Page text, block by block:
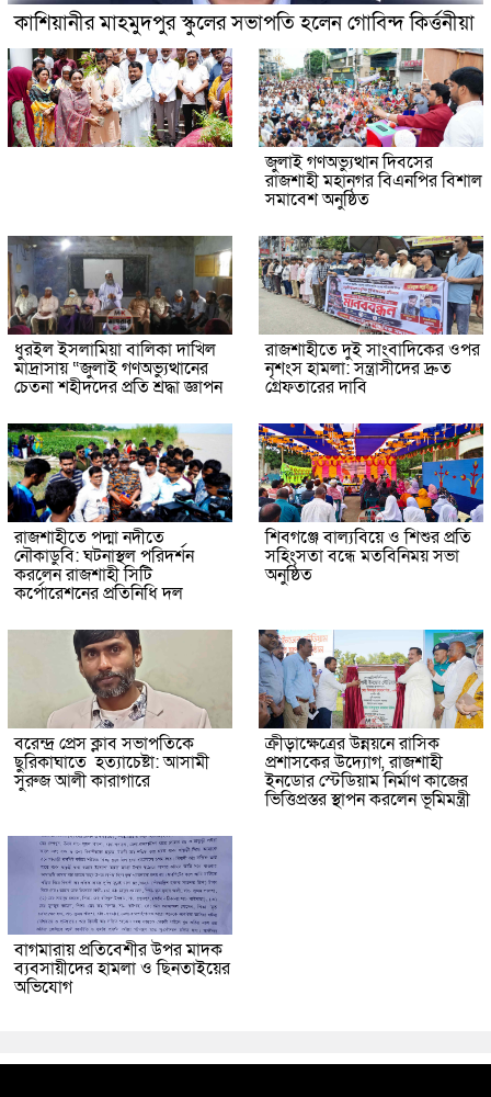
কাশিয়ানীর মাহমুদপুর স্কুলের সভাপতি হলেন গোবিন্দ কির্ত্তনীয়া
জুলাই গণঅভ্যুত্থান দিবসের
রাজশাহী মহানগর বিএনপির বিশাল
সমাবেশ অনুষ্ঠিত
ধুরইল ইসলামিয়া বালিকা দাখিল
মাদ্রাসায় “জুলাই গণঅভ্যুত্থানের
চেতনা শহীদদের প্রতি শ্রদ্ধা জ্ঞাপন
রাজশাহীতে দুই সাংবাদিকের ওপর
নৃশংস হামলা: সন্ত্রাসীদের দ্রুত
গ্রেফতারের দাবি
রাজশাহীতে পদ্মা নদীতে
নৌকাডুবি: ঘটনাস্থল পরিদর্শন
করলেন রাজশাহী সিটি
কর্পোরেশনের প্রতিনিধি দল
শিবগঞ্জে বাল্যবিয়ে ও শিশুর প্রতি
সহিংসতা বন্ধে মতবিনিময় সভা
অনুষ্ঠিত
বরেন্দ্র প্রেস ক্লাব সভাপতিকে
ছুরিকাঘাতে হত্যাচেষ্টা: আসামী
সুরুজ আলী কারাগারে
ক্রীড়াক্ষেত্রের উন্নয়নে রাসিক
প্রশাসকের উদ্যোগ, রাজশাহী
ইনডোর স্টেডিয়াম নির্মাণ কাজের
ভিত্তিপ্রস্তর স্থাপন করলেন ভূমিমন্ত্রী
বাগমারায় প্রতিবেশীর উপর মাদক
ব্যবসায়ীদের হামলা ও ছিনতাইয়ের
অভিযোগ